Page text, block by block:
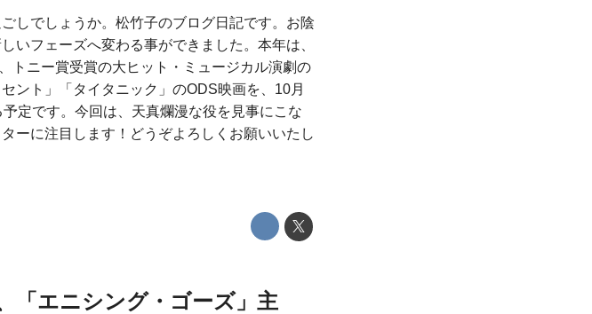
しでしょうか。松竹子のブログ日記です。お陰
いフェーズへ変わる事ができました。本年は、
トニー賞受賞の大ヒット・ミュージカル演劇の
ント」「タイタニック」のODS映画を、10月
定です。今回は、天真爛漫な役を見事にこな
ーに注目します！どうぞよろしくお願いいたし
「エニシング・ゴーズ」主